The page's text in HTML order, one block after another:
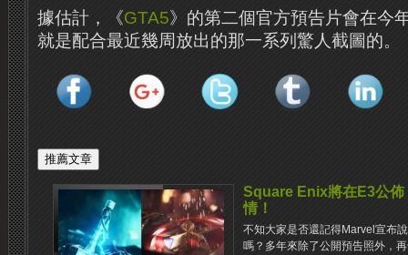
據估計，《GTA5》的第二個官方預告片會在今
就是配合最近幾周放出的那一系列驚人截圖的。
Square Enix將在E3公
情！
不知大家是否還記得Marvel宣布
嗎？多年來除了公開預告照外，